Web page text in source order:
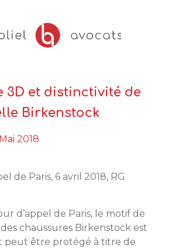
3D et distinctivité de
Birkenstock
Mai 2018
de Paris, 6 avril 2018, RG
d’appel de Paris, le motif de
des chaussures Birkenstock est
peut être protégé à titre de